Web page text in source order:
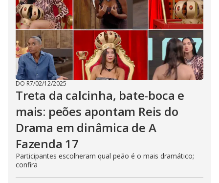
DO R7/02/12/2025
Treta da calcinha, bate-boca e
mais: peões apontam Reis do
Drama em dinâmica de A
Fazenda 17
Participantes escolheram qual peão é o mais dramático;
confira